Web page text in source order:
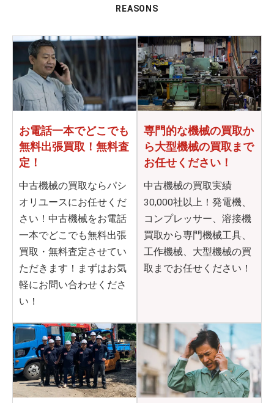
REASONS
お電話一本でどこでも
無料出張買取！無料査
定！
中古機械の買取ならパシ
オリユースにお任せくだ
さい！中古機械をお電話
一本でどこでも無料出張
買取・無料査定させてい
ただきます！まずはお気
軽にお問い合わせくださ
い！
専門的な機械の買取か
ら大型機械の買取まで
お任せください！
中古機械の買取実績
30,000社以上！発電機、
コンプレッサー、溶接機
買取から専門機械工具、
工作機械、大型機械の買
取までお任せください！